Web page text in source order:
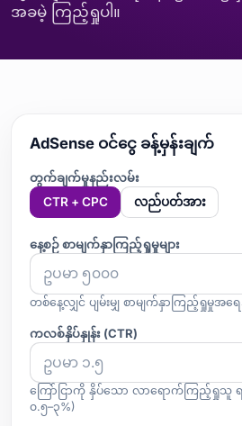
အခမဲ့ ကြည့်ရှုပါ။
AdSense ဝင်ငွေ ခန့်မှန်းချက်
တွက်ချက်မှုနည်းလမ်း
CTR + CPC
လည်ပတ်အား
နေ့စဉ် စာမျက်နှာကြည့်ရှုမှုများ
တစ်နေ့လျှင် ပျမ်းမျှ စာမျက်နှာကြည့်ရှုမှုအ
ကလစ်နှိပ်နှုန်း (CTR)
ကြော်ငြာကို နှိပ်သော လာရောက်ကြည့်ရှုသူ ရာ
၀.၅–၃%)